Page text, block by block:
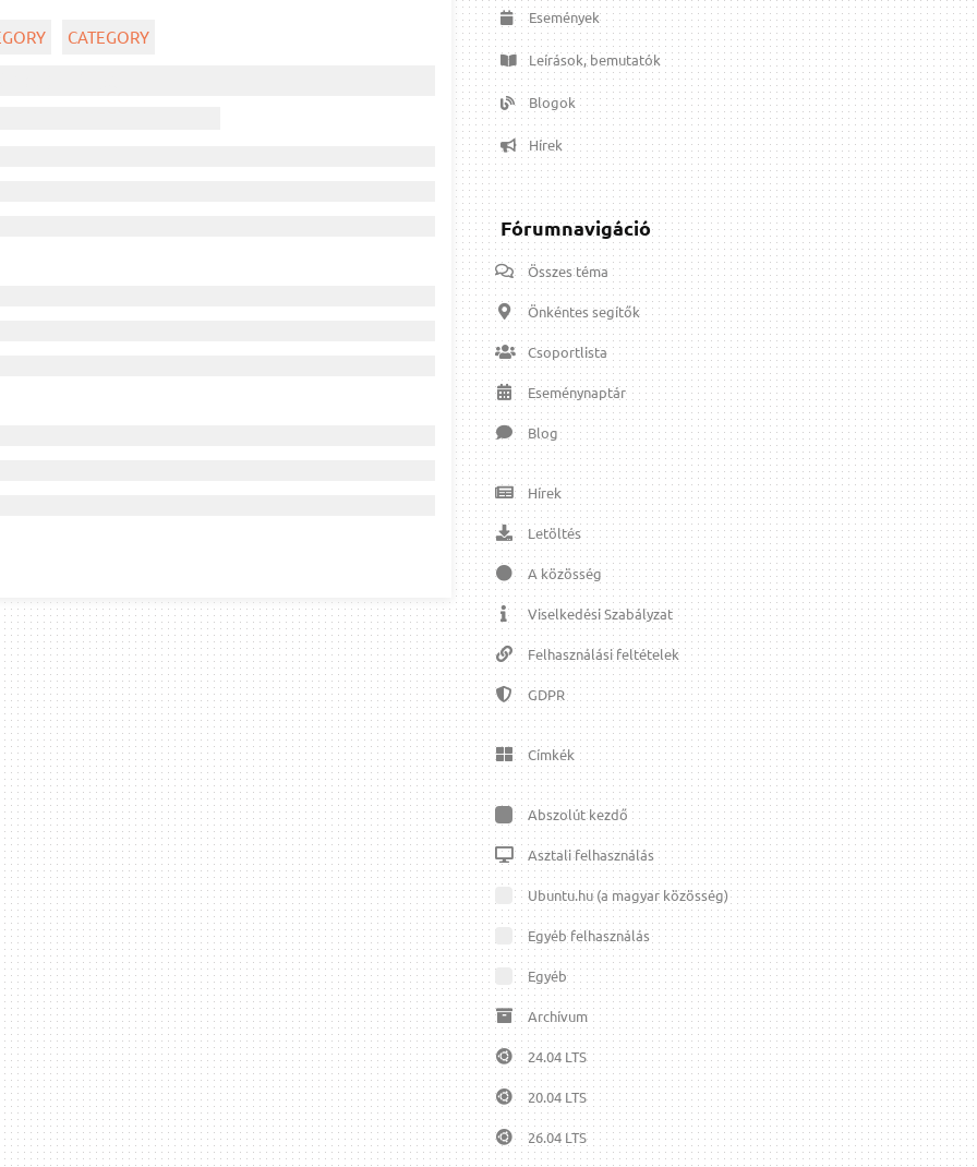
CATEGORY
Események
Leírások, bemutatók
Blogok
Hírek
Fórumnavigáció
Összes téma
Önkéntes segítők
Csoportlista
Eseménynaptár
Blog
Hírek
Letöltés
A közösség
Viselkedési Szabályzat
Felhasználási feltételek
GDPR
Címkék
Abszolút kezdő
Asztali felhasználás
Ubuntu.hu (a magyar közösség)
Egyéb felhasználás
Egyéb
Archívum
24.04 LTS
20.04 LTS
26.04 LTS